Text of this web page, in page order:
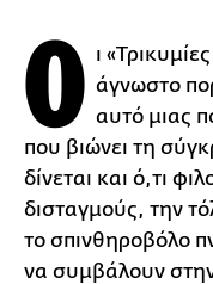
Ο ι
άγνωστο
αυτό µιας
που βιώνει τη
δίνεται και ό,τι
δισταγµούς, την
το σπινθηροβόλο
να συµβάλουν στην